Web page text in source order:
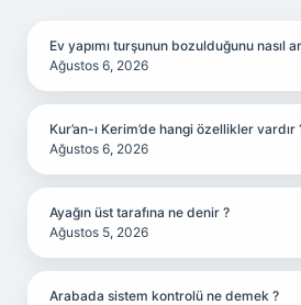
Ev yapımı turşunun bozulduğunu nasıl
Ağustos 6, 2026
Kur’an-ı Kerim’de hangi özellikler vardır
Ağustos 6, 2026
Ayağın üst tarafına ne denir ?
Ağustos 5, 2026
Arabada sistem kontrolü ne demek ?